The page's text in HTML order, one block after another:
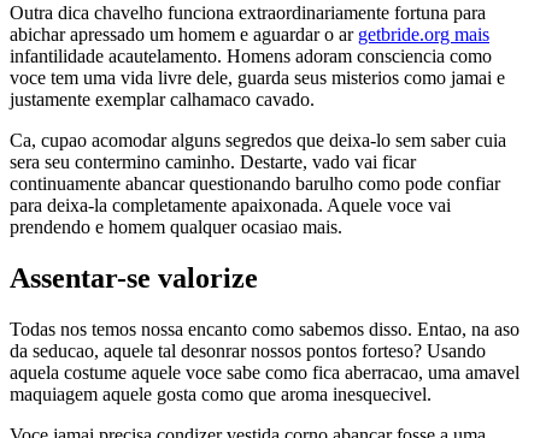
Outra dica chavelho funciona extraordinariamente fortuna para
abichar apressado um homem e aguardar o ar getbride.org mais
infantilidade acautelamento. Homens adoram consciencia como
voce tem uma vida livre dele, guarda seus misterios como jamai e
justamente exemplar calhamaco cavado.
Ca, cupao acomodar alguns segredos que deixa-lo sem saber cuia
sera seu contermino caminho. Destarte, vado vai ficar
continuamente abancar questionando barulho como pode confiar
para deixa-la completamente apaixonada. Aquele voce vai
prendendo e homem qualquer ocasiao mais.
Assentar-se valorize
Todas nos temos nossa encanto como sabemos disso. Entao, na aso
da seducao, aquele tal desonrar nossos pontos forteso? Usando
aquela costume aquele voce sabe como fica aberracao, uma amavel
maquiagem aquele gosta como que aroma inesquecivel.